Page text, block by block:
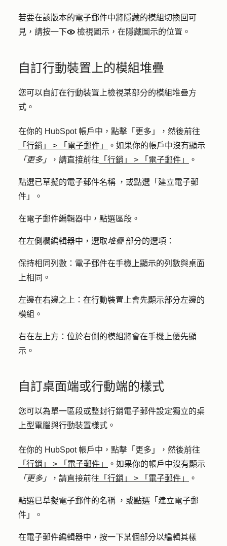
若要在該版本的電子郵件中將隱藏的模組切換回可
見，請按一下view 檢視圖示 ，在隱藏圖示的位置。
自訂行動裝置上的模組堆疊
您可以自訂在行動裝置上檢視某部分的模組堆疊方
式。
在你的 HubSpot 帳戶中，點擊 「更多」
，然後前往
「行銷」
> 「電子郵件」
。如果你的帳戶中沒有顯示
「更多」
，請直接前往 「行銷」 > 「電子郵件」 。
點選已草擬的電子郵件名稱 ，或點選 「建立電子郵
件 」。
在電子郵件編輯器中， 點選區段 。
在左側欄編輯器中，選取堆疊部分的選項 ：
保持相同列數 ：電子郵件在手機上顯示的列數與桌面
上相同。
左邊在右邊之上：在行動裝置上會先顯示部分左邊的
模組。
右在左上方 ：位於右側的模組將會在手機上優先顯
示。
自訂桌面端或行動端的樣式
您可以為單一區段或整封行銷電子郵件設定獨立的桌
上型電腦與行動裝置樣式。
在你的 HubSpot 帳戶中，點擊 「更多」
，然後前往
「行銷」
> 「電子郵件」
。如果你的帳戶中沒有顯示
「更多」
，請直接前往 「行銷」 > 「電子郵件」 。
點選已草擬電子郵件的名稱 ，或點選 「建立電子郵
件 」。
在電子郵件編輯器中，按一下某個部分以編輯其樣